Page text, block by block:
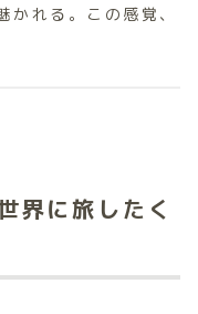
れる。この感覚、
界に旅したく